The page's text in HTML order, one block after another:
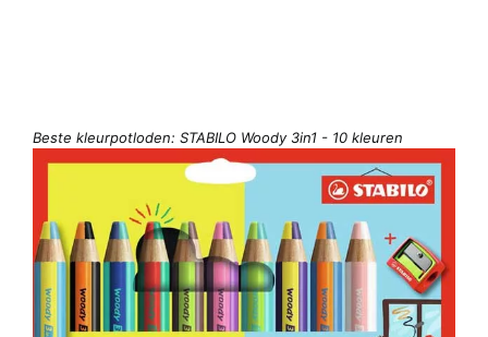
Beste kleurpotloden: STABILO Woody 3in1 - 10 kleuren